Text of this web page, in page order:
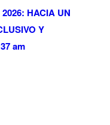
HACIA UN
Y
am